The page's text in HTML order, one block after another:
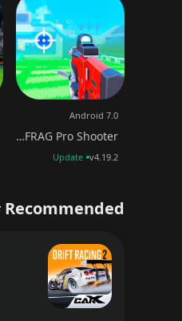
FRAG Pro Shooter مهكرة
Android 7.0
v4.19.2
Update
Recommended تحميل العاب مهكرة 2026